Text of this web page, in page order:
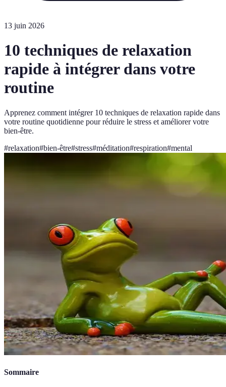
13 juin 2026
10 techniques de relaxation
rapide à intégrer dans votre
routine
Apprenez comment intégrer 10 techniques de relaxation rapide dans
votre routine quotidienne pour réduire le stress et améliorer votre
bien-être.
#relaxation#bien-être#stress#méditation#respiration#mental
Sommaire